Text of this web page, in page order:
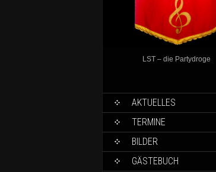
LST – die Partydroge
AKTUELLES
TERMINE
BILDER
GÄSTEBUCH